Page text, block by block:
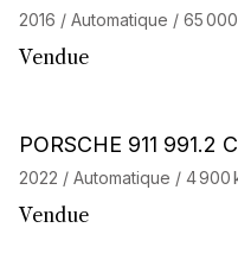
2016 / Automatique / 65 000
Vendue
Barnes Exclusive Stock
PORSCHE 911 991.2
2022 / Automatique / 4 900
Vendue